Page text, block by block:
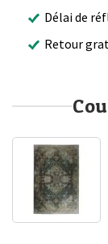
Délai de
Retour